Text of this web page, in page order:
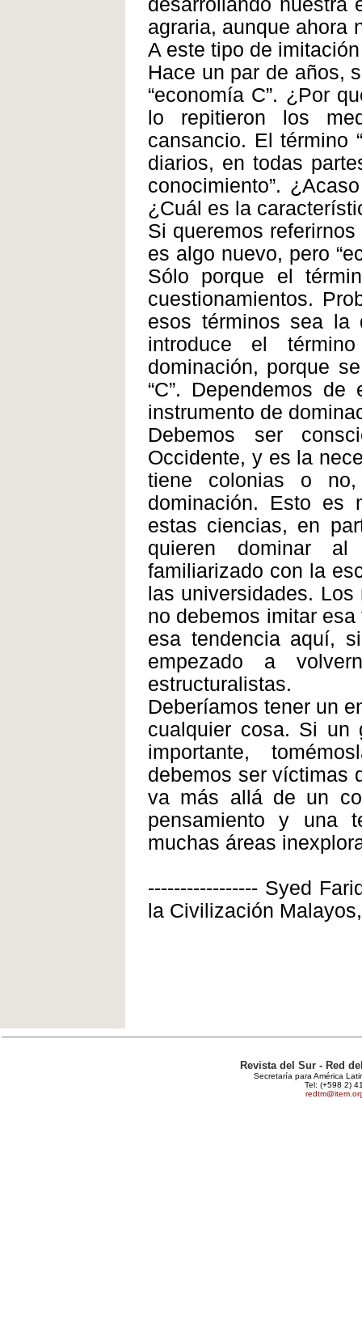
desarrollando nuestra
agraria, aunque ahora
A este tipo de
Hace un par de años,
“economía C”. ¿Por
lo repitieron los
cansancio. El término
diarios, en todas
conocimiento”.
¿Cuál es la
Si queremos
es algo nuevo, pero
Sólo porque el
cuestionamientos.
esos términos sea la
introduce el
dominación, porque
“C”. Dependemos
instrumento de
Debemos ser
Occidente, y es la
tiene colonias o
dominación. Esto es
estas ciencias, en
quieren dominar
familiarizado con la
las universidades.
no debemos imitar
esa tendencia aquí,
empezado a
estructuralistas.
Deberíamos tener un
cualquier cosa. Si un
importante,
debemos ser víctimas
va más allá de un
pensamiento y una
muchas áreas
----------------- Syed
la Civilización
Revista del Sur - Red
Secretaría para América
Tel: (+598 2)